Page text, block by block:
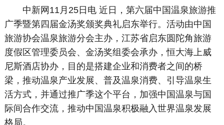
中新网11月25日电 近日，第六届中国温泉旅游推
广季暨第四届金汤奖颁奖典礼启东举行。活动由中国
旅游协会温泉旅游分会主办，江苏省启东圆陀角旅游
度假区管理委员会、金汤奖组委会承办，恒大海上威
尼斯酒店协办，目的是搭建企业和消费者之间的桥
梁，推动温泉产业发展、普及温泉消费、引导温泉生
活方式，并通过推广季这个平台，加强中国温泉与国
际间合作交流，推动中国温泉积极融入世界温泉发展
格局。